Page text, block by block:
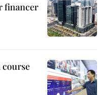
financer
course